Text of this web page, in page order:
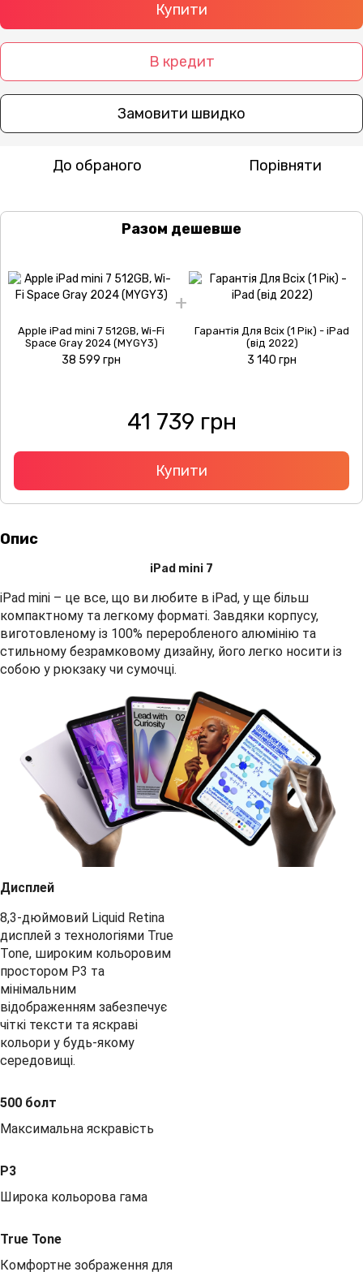
Купити
В кредит
Замовити швидко
До обраного Порівняти
Разом дешевше
Apple iPad mini 7 512GB, Wi-Fi
Space Gray 2024 (MYGY3)
38 599 грн
Гарантія Для Всіх (1 Рік) - iPad
(від 2022)
3 140 грн
41 739 грн
Купити
Опис
iPad mini 7
iPad mini – це все, що ви любите в iPad, у ще більш
компактному та легкому форматі. Завдяки корпусу,
виготовленому із 100% переробленого алюмінію та
стильному безрамковому дизайну, його легко носити із
собою у рюкзаку чи сумочці.
Дисплей
8,3-дюймовий Liquid Retina
дисплей з технологіями True
Tone, широким кольоровим
простором P3 та
мінімальним
відображенням забезпечує
чіткі тексти та яскраві
кольори у будь-якому
середовищі.
500 болт
Максимальна яскравість
P3
Широка кольорова гама
True Tone
Комфортне зображення для